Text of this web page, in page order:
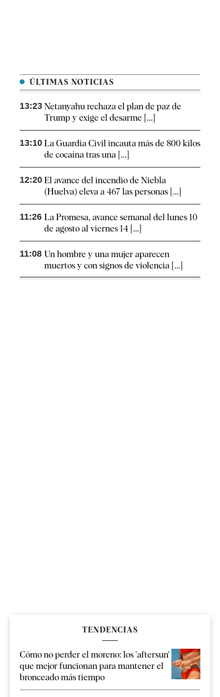
ÚLTIMAS NOTICIAS
13:23 Netanyahu rechaza el plan de paz de
Trump y exige el desarme [...]
13:10 La Guardia Civil incauta más de 800 kilos
de cocaína tras una [...]
12:20 El avance del incendio de Niebla
(Huelva) eleva a 467 las personas [...]
11:26 La Promesa, avance semanal del lunes 10
de agosto al viernes 14 [...]
11:08 Un hombre y una mujer aparecen
muertos y con signos de violencia [...]
TENDENCIAS
Cómo no perder el moreno: los 'aftersun'
que mejor funcionan para mantener el
bronceado más tiempo